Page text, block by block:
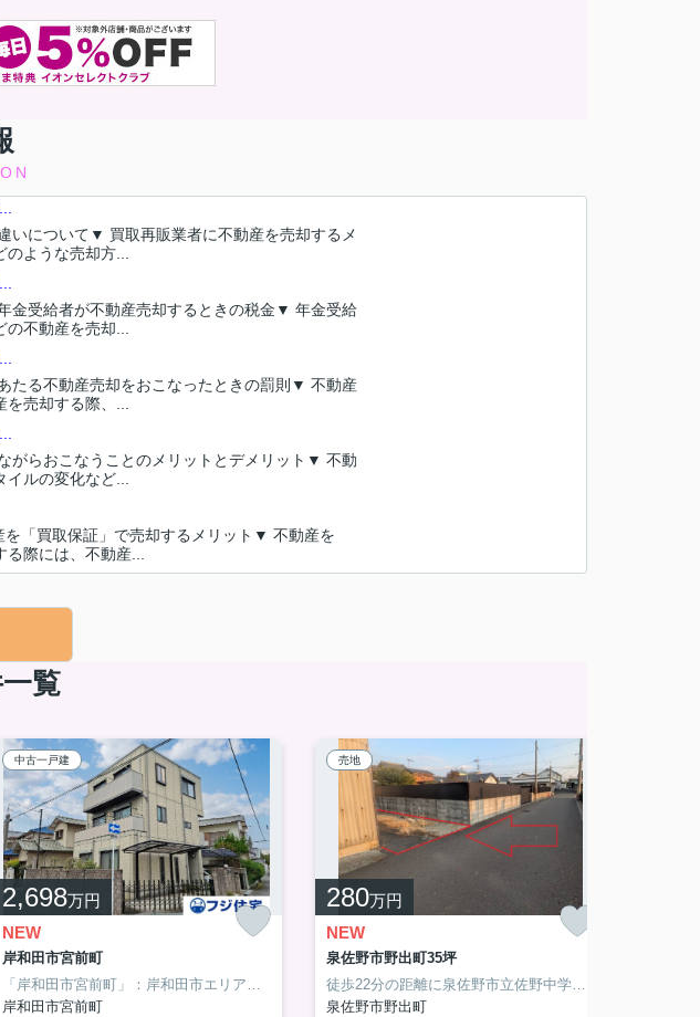
について▼ 買取再販業者に不動産を売却するメ
ような売却方...
受給者が不動産売却するときの税金▼ 年金受給
不動産を売却...
たる不動産売却をおこなったときの罰則▼ 不動産
売却する際、...
らおこなうことのメリットとデメリット▼ 不動
ルの変化など...
「買取保証」で売却するメリット▼ 不動産を
際には、不動産...
覧
中古一戸建
2,698万円
NEW
岸和田市宮前町
岸和田市宮前町
売地
280万円
NEW
泉佐野市野出町35坪
泉佐野市野出町